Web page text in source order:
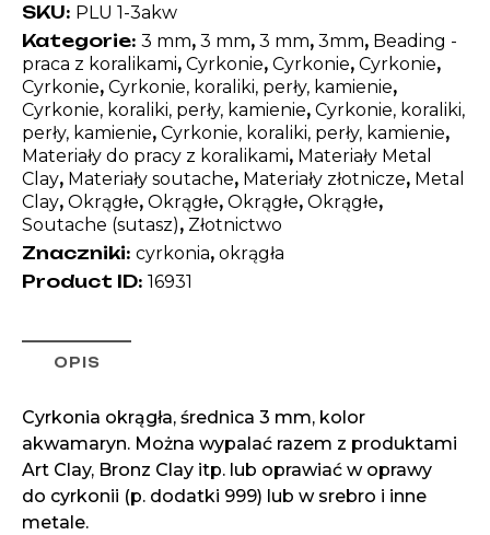
SKU: PLU 1-3akw
Kategorie: 3 mm, 3 mm, 3 mm, 3mm, Beading -
praca z koralikami, Cyrkonie, Cyrkonie, Cyrkonie,
Cyrkonie, Cyrkonie, koraliki, perły, kamienie,
Cyrkonie, koraliki, perły, kamienie, Cyrkonie, koraliki,
perły, kamienie, Cyrkonie, koraliki, perły, kamienie,
Materiały do pracy z koralikami, Materiały Metal
Clay, Materiały soutache, Materiały złotnicze, Metal
Clay, Okrągłe, Okrągłe, Okrągłe, Okrągłe,
Soutache (sutasz), Złotnictwo
Znaczniki: cyrkonia, okrągła
Product ID: 16931
OPIS
Cyrkonia okrągła, średnica 3 mm, kolor
akwamaryn. Można wypalać razem z produktami
Art Clay, Bronz Clay itp. lub oprawiać w oprawy
do cyrkonii (p. dodatki 999) lub w srebro i inne
metale.